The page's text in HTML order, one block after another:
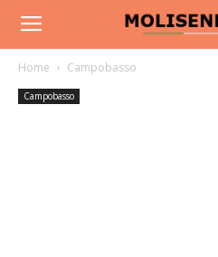
Home Campobasso
Campobasso